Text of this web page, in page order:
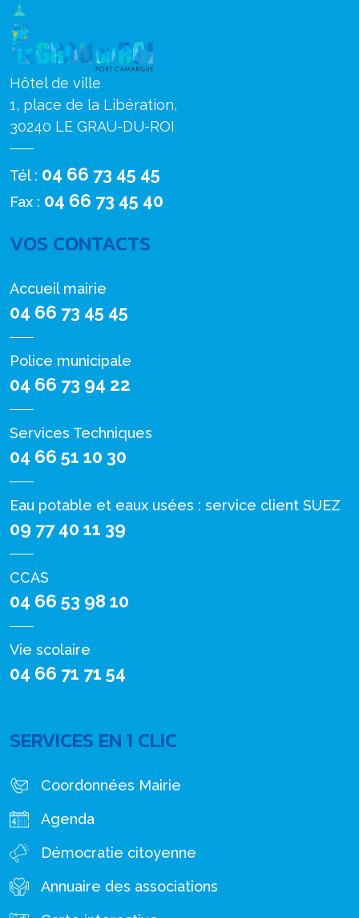
Hôtel de ville
1, place de la Libération,
30240 LE GRAU-DU-ROI
Tél : 04 66 73 45 45
Fax : 04 66 73 45 40
VOS CONTACTS
Accueil mairie
04 66 73 45 45
Police municipale
04 66 73 94 22
Services Techniques
04 66 51 10 30
Eau potable et eaux usées : service client SUEZ
09 77 40 11 39
CCAS
04 66 53 98 10
Vie scolaire
04 66 71 71 54
SERVICES EN 1 CLIC
Coordonnées Mairie
Agenda
Démocratie citoyenne
Annuaire des associations